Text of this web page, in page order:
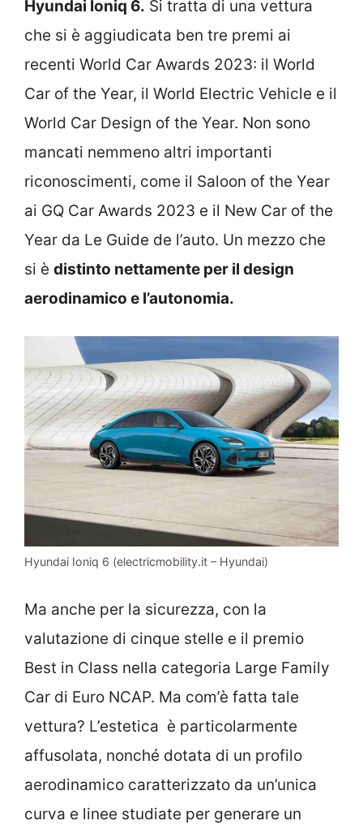
Hyundai Ioniq 6. Si tratta di una vettura
che si è aggiudicata ben tre premi ai
recenti World Car Awards 2023: il World
Car of the Year, il World Electric Vehicle e il
World Car Design of the Year. Non sono
mancati nemmeno altri importanti
riconoscimenti, come il Saloon of the Year
ai GQ Car Awards 2023 e il New Car of the
Year da Le Guide de l’auto. Un mezzo che
si è distinto nettamente per il design
aerodinamico e l’autonomia.
Hyundai Ioniq 6 (electricmobility.it – Hyundai)
Ma anche per la sicurezza, con la
valutazione di cinque stelle e il premio
Best in Class nella categoria Large Family
Car di Euro NCAP. Ma com’è fatta tale
vettura? L’estetica è particolarmente
affusolata, nonché dotata di un profilo
aerodinamico caratterizzato da un’unica
curva e linee studiate per generare un